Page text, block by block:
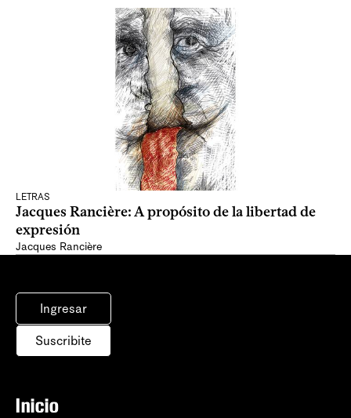
LETRAS
Jacques Rancière: A propósito de la libertad de
expresión
Jacques Rancière
Ingresar
Suscribite
Inicio